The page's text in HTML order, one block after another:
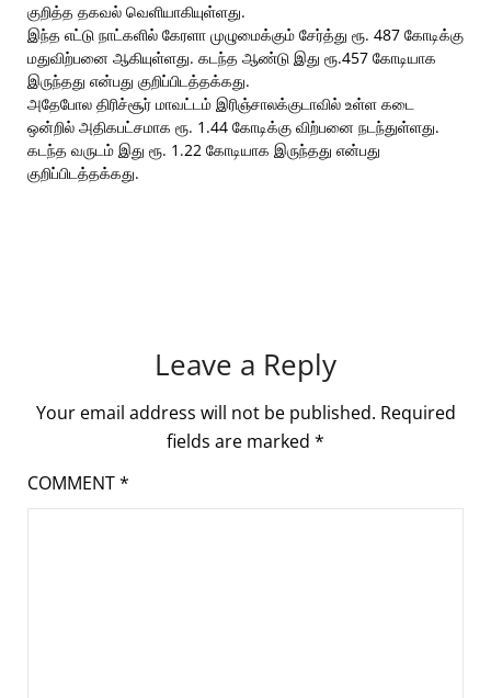
குறித்த தகவல் வெளியாகியுள்ளது.
இந்த எட்டு நாட்களில் கேரளா முழுமைக்கும் சேர்த்து ரூ. 487 கோடிக்கு
மதுவிற்பனை ஆகியுள்ளது. கடந்த ஆண்டு இது ரூ.457 கோடியாக
இருந்தது என்பது குறிப்பிடத்தக்கது.
அதேபோல திரிச்சூர் மாவட்டம் இரிஞ்சாலக்குடாவில் உள்ள கடை
ஒன்றில் அதிகபட்சமாக ரூ. 1.44 கோடிக்கு விற்பனை நடந்துள்ளது.
கடந்த வருடம் இது ரூ. 1.22 கோடியாக இருந்தது என்பது
குறிப்பிடத்தக்கது.
Leave a Reply
Your email address will not be published. Required
fields are marked *
COMMENT*